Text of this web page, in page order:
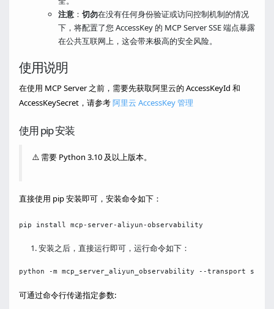
注意 ： 切勿在没有任何身份验证或访问控制机制的情况
下，将配置了您 AccessKey 的 MCP Server SSE 端点暴露
在公共互联网上，这会带来极高的安全风险。
使用说明
在使用 MCP Server 之前，需要先获取阿里云的 AccessKeyId 和
AccessKeySecret，请参考阿里云 AccessKey 管理
使用 pip 安装
⚠️ 需要 Python 3.10 及以上版本。
直接使用 pip 安装即可，安装命令如下：
安装之后，直接运行即可，运行命令如下：
可通过命令行传递指定参数: